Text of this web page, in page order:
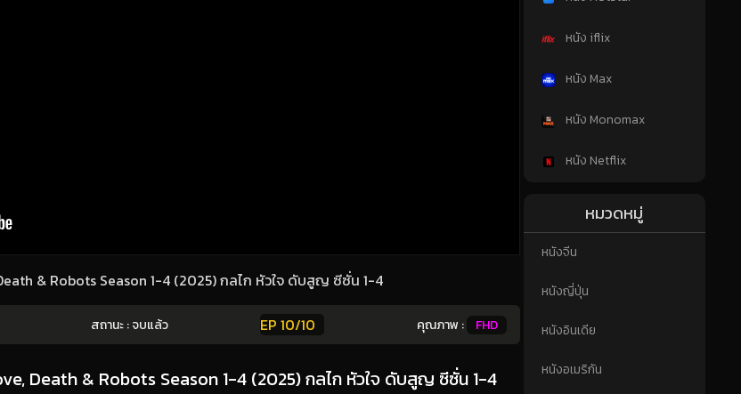
& Robots Season 1-4 (2025) กลไก หัวใจ ดับสูญ ซีซั่น 1-4
สถานะ : จบแล้ว EP 10/10 คุณภาพ : FHD
Death & Robots Season 1-4 (2025) กลไก หัวใจ ดับสูญ ซีซั่น 1-4
หนัง iflix
หนัง Max
หนัง Monomax
หนัง Netflix
หมวดหมู่
หนังจีน
หนังญี่ปุ่น
หนังอินเดีย
หนังอเมริกัน